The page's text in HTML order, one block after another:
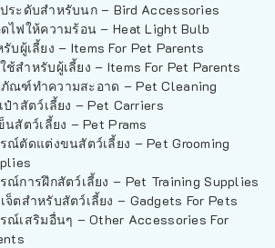
ระดับสำหรับนก – Bird Accessories
ไฟให้ความร้อน – Heat Light Bulb
บผู้เลี้ยง – Items For Pet Parents
ช้สำหรับผู้เลี้ยง – Items For Pet Parents
ณฑ์ทำความสะอาด – Pet Cleaning
ป๋าสัตว์เลี้ยง – Pet Carriers
นสัตว์เลี้ยง – Pet Prams
ณ์ตัดแต่งขนสัตว์เลี้ยง – Pet Grooming
ณ์การฝึกสัตว์เลี้ยง – Pet Training Supplies
จ็ตสำหรับสัตว์เลี้ยง – Gadgets For Pets
ณ์เสริมอื่นๆ – Other Accessories For